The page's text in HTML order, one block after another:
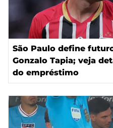
São Paulo define
Gonzalo Tapia; veja
do empréstimo